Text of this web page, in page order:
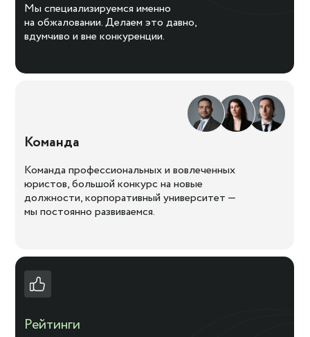
Команда профессиональных и вовлеченных
юристов, большой конкурс на новые
должности, корпоративный университет —
мы постоянно развиваемся.
Мы специализируемся именно
на обжаловании. Делаем это давно,
вдумчиво и вне конкуренции.
Команда
Рейтинги